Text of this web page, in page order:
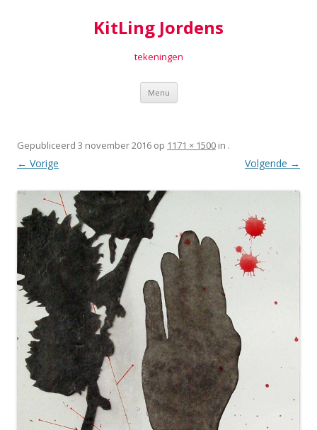
KitLing Jordens
tekeningen
Menu Spring
inhoud
Gepubliceerd 3 november 2016 op 1171 × 1500 in .
← Vorige Volgende →